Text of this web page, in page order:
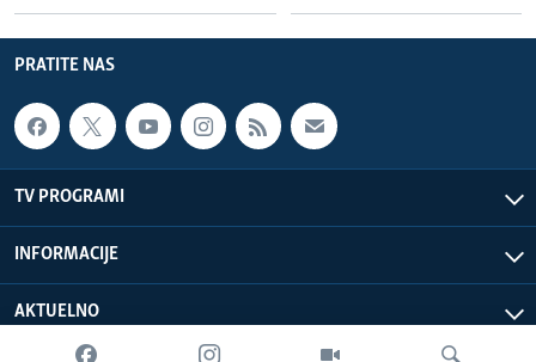
PRATITE NAS
TV PROGRAMI
INFORMACIJE
AKTUELNO